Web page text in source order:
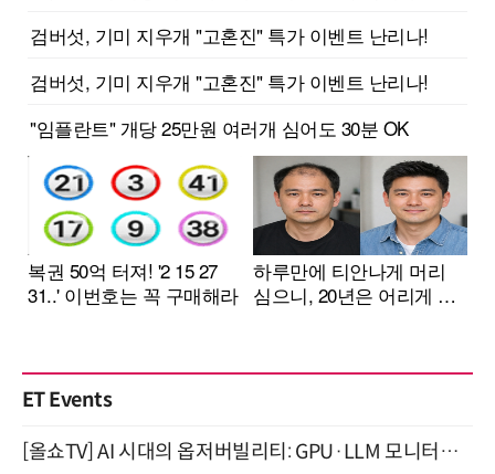
ET Events
[올쇼TV] AI 시대의 옵저버빌리티: GPU·LLM 모니터링부터 AI 기반 장애 대응까지 (8/11 생방송)